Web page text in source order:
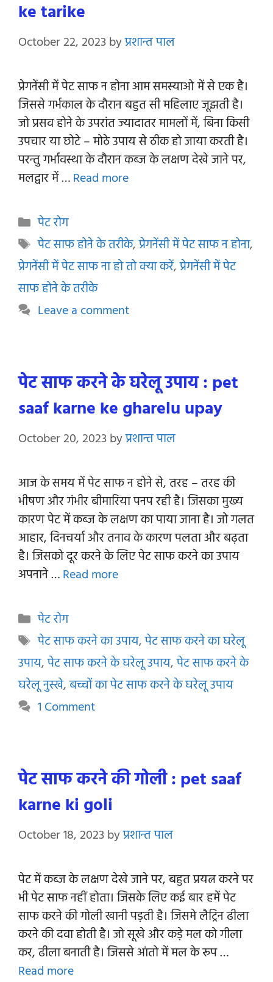
ke tarike
October 22, 2023byप्रशान्त पाल
प्रेगनेंसी में पेट साफ न होना आम समस्याओ में से एक है।
जिससे गर्भकाल के दौरान बहुत सी महिलाए जूझती है।
जो प्रसव होने के उपरांत ज्यादातर मामलों में, बिना किसी
उपचार या छोटे – मोठे उपाय से ठीक हो जाया करती है।
परन्तु गर्भावस्था के दौरान कब्ज के लक्षण देखे जाने पर,
मलद्वार में …Read more
Categories
पेट रोग
Tags
पेट साफ होने के तरीके,प्रेगनेंसी में पेट साफ न होना,
प्रेगनेंसी में पेट साफ ना हो तो क्या करें,प्रेगनेंसी में पेट
साफ होने के तरीके
Leave a comment
पेट साफ करने के घरेलू उपाय : pet
saaf karne ke gharelu upay
October 20, 2023byप्रशान्त पाल
आज के समय में पेट साफ न होने से, तरह – तरह की
भीषण और गंभीर बीमारिया पनप रही है। जिसका मुख्य
कारण पेट में कब्ज के लक्षण का पाया जाना है। जो गलत
आहार, दिनचर्या और तनाव के कारण पलता और बढ़ता
है। जिसको दूर करने के लिए पेट साफ करने का उपाय
अपनाने …Read more
Categories
पेट रोग
Tags
पेट साफ करने का उपाय,पेट साफ करने का घरेलू
उपाय,पेट साफ करने के घरेलू उपाय,पेट साफ करने के
घरेलू नुस्खे,बच्चों का पेट साफ करने के घरेलू उपाय
1 Comment
पेट साफ करने की गोली : pet saaf
karne ki goli
October 18, 2023byप्रशान्त पाल
पेट में कब्ज के लक्षण देखे जाने पर, बहुत प्रयत्न करने पर
भी पेट साफ नहीं होता। जिसके लिए कई बार हमें पेट
साफ करने की गोली खानी पड़ती है। जिसमे लैट्रिन ढीला
करने की दवा होती है। जो सूखे और कड़े मल को गीला
कर, ढीला बनाती है। जिससे आंतो में मल के रूप …
Read more